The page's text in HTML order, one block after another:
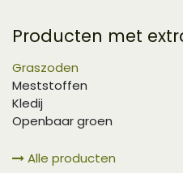
Producten met
Graszoden
Meststoffen
Kledij
Openbaar groen
Alle producten